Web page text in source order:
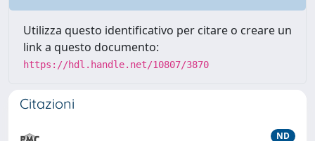
Utilizza questo identificativo per citare o creare un
link a questo documento:
https://hdl.handle.net/10807/3870
Citazioni
ND